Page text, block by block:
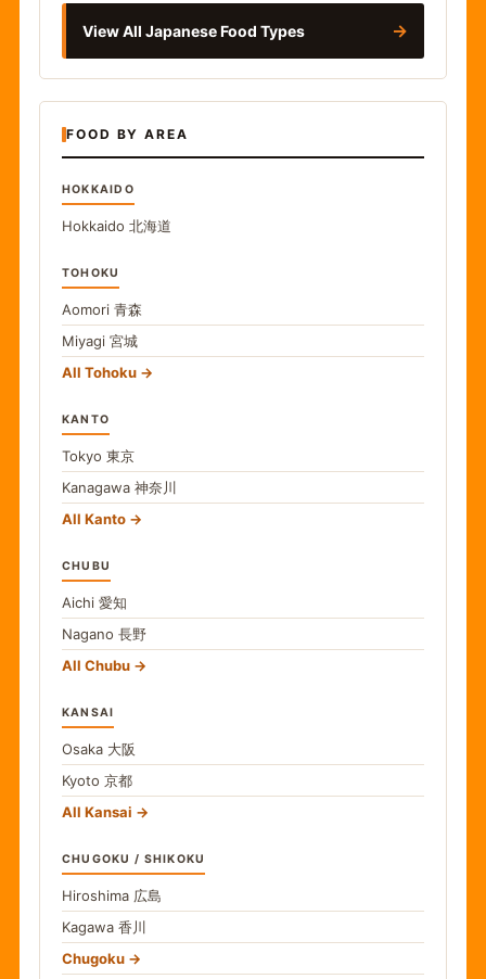
View All Japanese Food Types →
FOOD BY AREA
HOKKAIDO
Hokkaido 北海道
TOHOKU
Aomori 青森
Miyagi 宮城
All Tohoku
KANTO
Tokyo 東京
Kanagawa 神奈川
All Kanto
CHUBU
Aichi 愛知
Nagano 長野
All Chubu
KANSAI
Osaka 大阪
Kyoto 京都
All Kansai
CHUGOKU / SHIKOKU
Hiroshima 広島
Kagawa 香川
Chugoku